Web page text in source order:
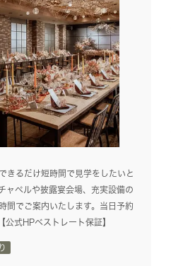
きるだけ短時間で見学をしたいと
ャペルや披露宴会場、充実設備の
間でご案内いたします。当日予約
式HPベストレート保証】